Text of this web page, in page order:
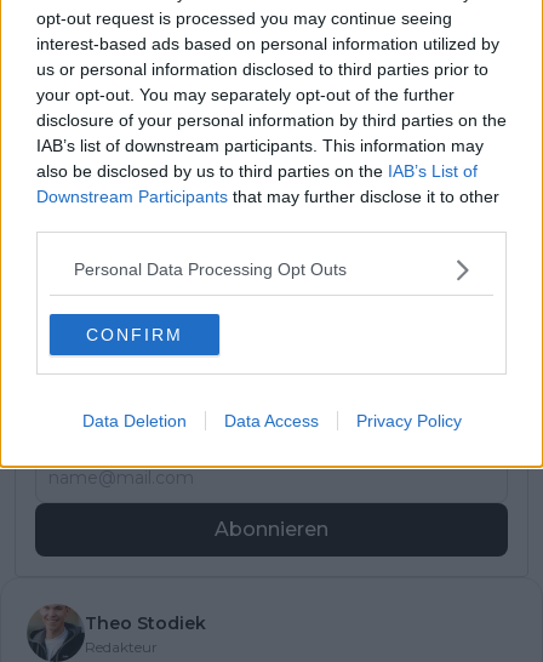
opt-out request is processed you may continue seeing
interest-based ads based on personal information utilized by
us or personal information disclosed to third parties prior to
your opt-out. You may separately opt-out of the further
disclosure of your personal information by third parties on the
IAB’s list of downstream participants. This information may
also be disclosed by us to third parties on the IAB’s List of
Downstream Participants that may further disclose it to other
Personal Data Processing Opt Outs
CONFIRM
Data Deletion Data Access Privacy Policy
Krists Neilands Lettland
Jake Stewart Großbritannien
Tom Van Asbroeck Belgien
Jetzt kostenlos den RadsportAktuell-
Newsletter abonnieren!
Nachdem du auf „Abonnieren“ geklickt hast,
erhältst du sofort eine E-Mail von uns. Bei
einigen Lesern landet diese im Spam-
Ordner – überprüfe ihn daher bitte ebenfalls.
Rennvorschauen – täglich kompakt per E-
Abonnieren
Theo Stodiek
Redakteur